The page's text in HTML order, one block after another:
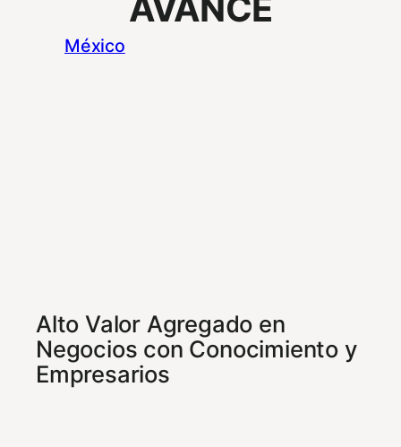
AVANCE
México
Alto Valor Agregado en
Negocios con Conocimiento y
Empresarios